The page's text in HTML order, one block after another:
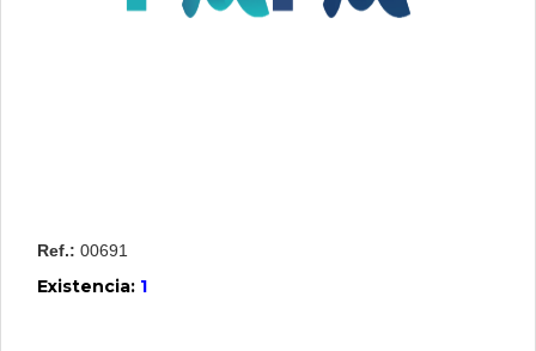
Ref.: 00691
Existencia: 1